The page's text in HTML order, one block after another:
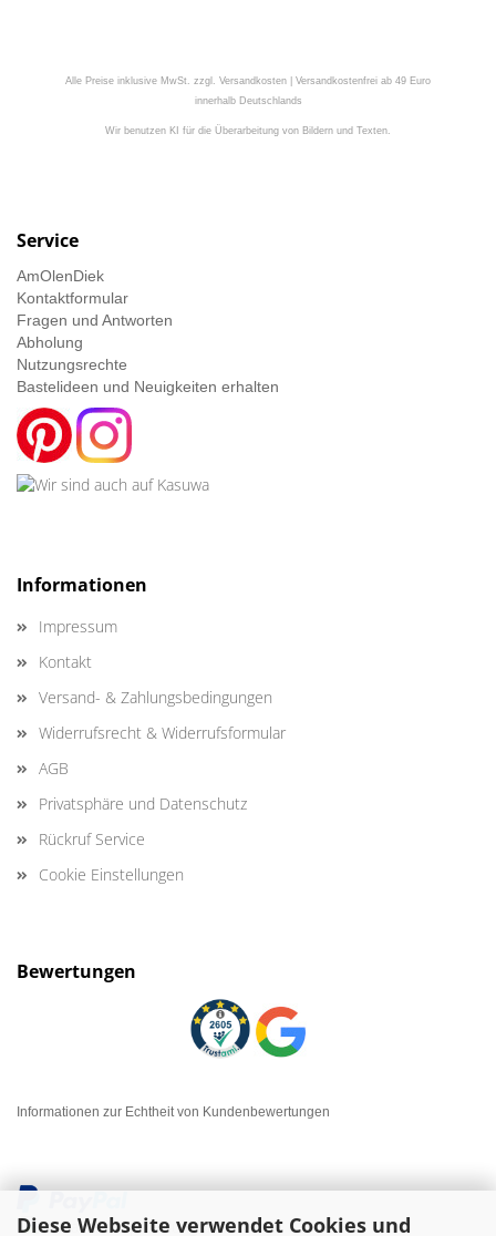
Diese Webseite verwendet Cookies und
Alle Preise inklusive MwSt. zzgl. Versandkosten | Versandkostenfrei ab 49 Euro
innerhalb Deutschlands
Wir benutzen KI für die Überarbeitung von Bildern und Texten.
Service
AmOlenDiek
Kontaktformular
Fragen und Antworten
Abholung
Nutzungsrechte
Bastelideen und Neuigkeiten erhalten
Informationen
Impressum
Kontakt
Versand- & Zahlungsbedingungen
Widerrufsrecht & Widerrufsformular
AGB
Privatsphäre und Datenschutz
Rückruf Service
Cookie Einstellungen
Bewertungen
Informationen zur Echtheit von Kundenbewertungen